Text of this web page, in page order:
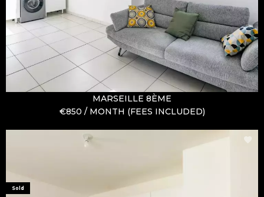
MARSEILLE 8ÈME
€850 / MONTH (FEES INCLUDED)
Sold